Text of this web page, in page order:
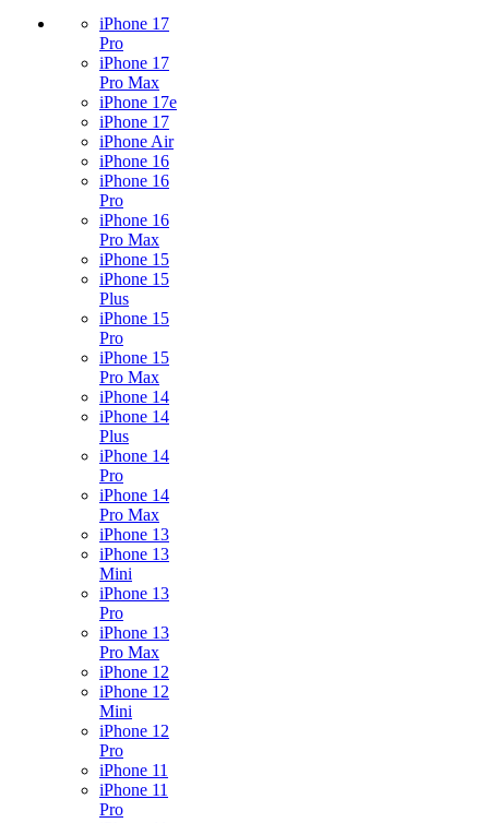
iPhone 17
Pro
iPhone 17
Pro Max
iPhone 17e
iPhone 17
iPhone Air
iPhone 16
iPhone 16
Pro
iPhone 16
Pro Max
iPhone 15
iPhone 15
Plus
iPhone 15
Pro
iPhone 15
Pro Max
iPhone 14
iPhone 14
Plus
iPhone 14
Pro
iPhone 14
Pro Max
iPhone 13
iPhone 13
Mini
iPhone 13
Pro
iPhone 13
Pro Max
iPhone 12
iPhone 12
Mini
iPhone 12
Pro
iPhone 11
iPhone 11
Pro